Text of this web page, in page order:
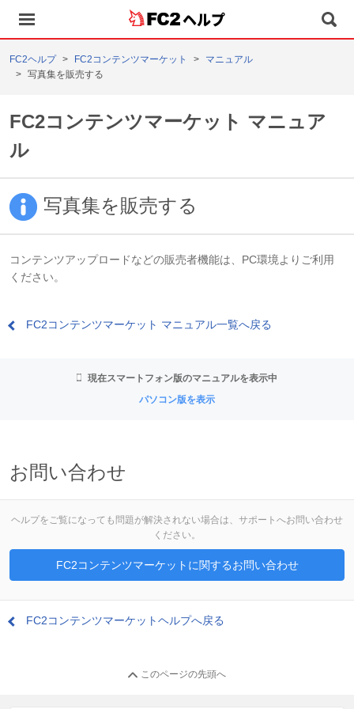
ヘルプ
FC2ヘルプ FC2コンテンツマーケット
マニュアル
写真集を販売する
FC2コンテンツマーケット マニュア
ル
写真集を販売する
コンテンツアップロードなどの販売者機能は、PC環境よりご利用
ください。
FC2コンテンツマーケット マニュアル一覧へ戻る
現在スマートフォン版のマニュアルを表示中
パソコン版を表示
お問い合わせ
ヘルプをご覧になっても問題が解決されない場合は、サポートへお問い合わせ
ください。
FC2コンテンツマーケットに関するお問い合わせ
FC2コンテンツマーケットヘルプへ戻る
このページの先頭へ